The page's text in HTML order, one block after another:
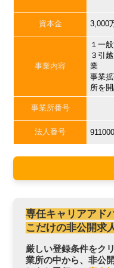
資本金 3,000
事業内容
１一
３引
業
事業
所を
事業所番号
法人番号
専任キャリアアド
こだけの非公開求
厳しい登録条件をク
業所の中から、非公